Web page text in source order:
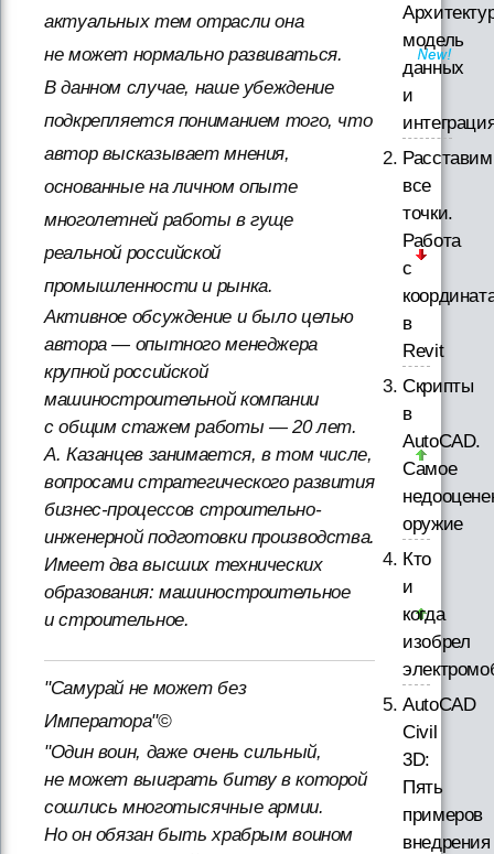
актуальных тем отрасли она
не может нормально развиваться.
В данном случае, наше убеждение
подкрепляется пониманием того, что
автор высказывает мнения,
основанные на личном опыте
многолетней работы в гуще
реальной российской
промышленности и рынка.
Активное обсуждение и было целью
автора — опытного менеджера
крупной российской
машиностроительной компании
с общим стажем работы — 20 лет.
А. Казанцев занимается, в том числе,
вопросами стратегического развития
бизнес-процессов строительно-
инженерной подготовки производства.
Имеет два высших технических
образования: машиностроительное
и строительное.
"Самурай не может без
Императора"©
"Один воин, даже очень сильный,
не может выиграть битву в которой
сошлись многотысячные армии.
Но он обязан быть храбрым воином
модель
данных
и
Расставим
все
точки.
Работа
с
в
Revit
Скрипты
в
AutoCAD.
Самое
оружие
Кто
и
когда
изобрел
AutoCAD
Civil
3D:
Пять
примеров
внедрения